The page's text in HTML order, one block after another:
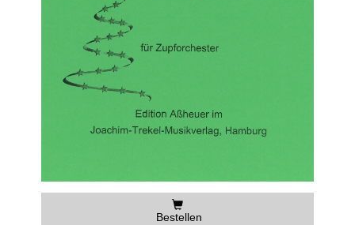
Bestellen